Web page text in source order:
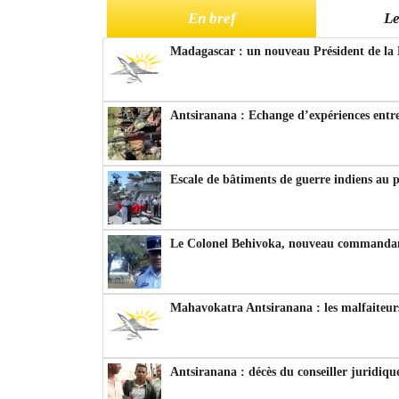
En bref
Madagascar : un nouveau Président de
Antsiranana : Echange d’expériences
Escale de bâtiments de guerre indiens au
Le Colonel Behivoka, nouveau
Mahavokatra Antsiranana : les
Antsiranana : décès du conseiller